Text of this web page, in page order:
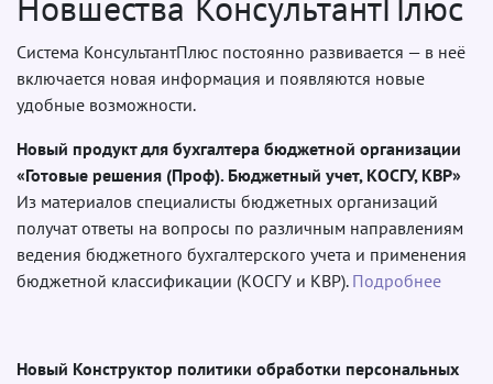
Система КонсультантПлюс постоянно развивается — в неё
включается новая информация и появляются новые
удобные возможности.
Новый продукт для бухгалтера бюджетной организации
«Готовые решения (Проф). Бюджетный учет, КОСГУ, КВР»
Из материалов специалисты бюджетных организаций
получат ответы на вопросы по различным направлениям
ведения бюджетного бухгалтерского учета и применения
бюджетной классификации (КОСГУ и КВР). Подробнее
Новый Конструктор политики обработки персональных